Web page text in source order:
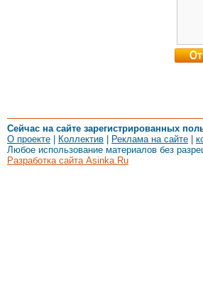
Сейчас на сайте зарегистрированных
О проекте
Коллектив Реклама на сайте
Любое использование материалов без
Разработка сайта Asinka.Ru